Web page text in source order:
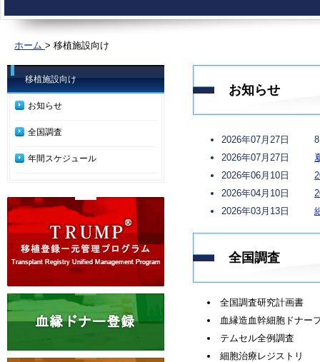
ホーム > 移植施設向け
移植施設向け
お知らせ
全国調査
年間スケジュール
お知らせ
2026年07月27日
2026年07月27日
2026年06月10日
2026年04月10日
2026年03月13日
全国調査
全国調査研究計画書
血縁造血幹細胞ドナー
テムセル全例調査
細胞治療レジストリ